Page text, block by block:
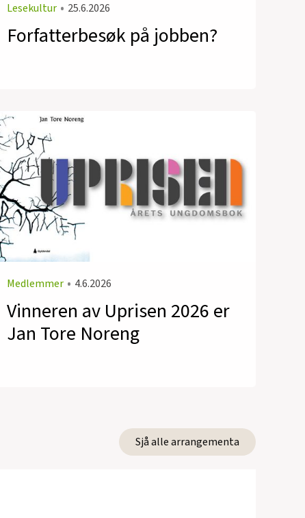
Lesekultur • 25.6.2026
Forfatterbesøk på jobben?
Medlemmer • 4.6.2026
Vinneren av Uprisen 2026 er
Jan Tore Noreng
Sjå alle arrangementa